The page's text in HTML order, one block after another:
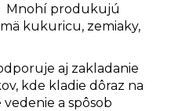
Mnohí produkujú
kukuricu, zemiaky,
aj zakladanie
kde kladie dôraz na
a spôsob